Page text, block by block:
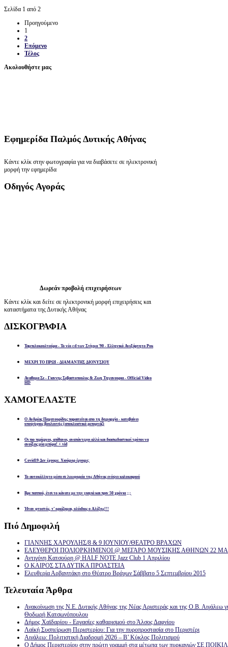
Σελίδα 1 από 2
Προηγούμενο
1
2
Επόμενο
Τέλος
Ακολουθήστε μας
Εφημερίδα Παλμός Δυτικής Αθήνας
Κάντε κλίκ στην φωτογραφία για να διαβάσετε σε ηλεκτρονική
μορφή την εφημερίδα
Οδηγός Αγοράς
Δωρεάν προβολή επιχειρήσεων
Κάντε κλίκ και δείτε σε ηλεκτρονική μορφή επιχειρήσεις και
καταστήματα της Δυτικής Αθήνας
ΔΙΣΚΟΓΡΑΦΙΑ
Ταμπελοκουλτούρα - Το νέο cd των Στίγμα '90 - Ελληνικό Ανεξάρτητο Ροκ
ΜΕΧΡΙ ΤΟ ΠΡΩΙ - ΔΙΑΜΑΝΤΗΣ ΔΙΟΝΥΣΙΟΥ
Αναθεμα Σε - Γιαννης Σεβαστοπουλος & Ζωη Τηγανουρια - Official Video
HD
ΧΑΜΟΓΕΛΑΣΤΕ
Ο Ανδρέας Παχατουρίδης παραιτείται απο τη δημαρχία - κατεβαίνει
υποψήφιος βουλευτής (αποκλειστικό ρεπορτάζ)
Οι πιο περίεργοι, απίθανοι, αναπάντεχοι αλλά και διασκεδαστικοί τρόποι να
ανοίξεις μία μπύρα! + vid
Covid19 Δεν έχουμε. Χιούμορ έχουμε;
Το αυτοκόλλητο μέσα σε λεωφορείο της Αθήνας ενόψει καλοκαιριού
Βρε παππού, έτσι το κάνατε με την γιαγιά και πριν 50 χρόνια ;;;
Ήταν φτυστός, τ’ ορκίζομαι, ολόιδιος ο Αλέξης!!!
Πιό Δημοφιλή
ΓΙΑΝΝΗΣ ΧΑΡΟΥΛΗΣ/8 & 9 ΙΟΥΝΙΟΥ/ΘΕΑΤΡΟ ΒΡΑΧΩΝ
ΕΛΕΥΘΕΡΟΙ ΠΟΛΙΟΡΚΗΜΕΝΟΙ @ ΜΕΓΑΡΟ ΜΟΥΣΙΚΗΣ ΑΘΗΝΩΝ 22
Αντιγόνη Κατσούρη @ HALF NOTE Jazz Club 1 Απριλίου
Ο ΚΑΙΡΟΣ ΣΤΑ ΔΥΤΙΚΑ ΠΡΟΑΣΤΕΙΑ
Ελευθερία Αρβανιτάκη στο Θέατρο Βράχων Σάββατο 5 Σεπτεμβρίου 2015
Τελευταία Άρθρα
Ανακοίνωση της Ν.Ε. Δυτικής Αθήνας της Νέας Αριστεράς και της Ο.Β. Αιγάλεω
Θοδωρή Κατσωνόπουλου
Δήμος Χαϊδαρίου - Εργασίες καθαρισμού στο Άλσος Δαφνίου
Λαϊκή Συσπείρωση Περιστερίου: Για την πυροπροστασία στο Περιστέρι
Αιγάλεω: Πολιτιστική Διαδρομή 2026 – Β’ Κύκλος Πολιτισμού
Ο Δήμος Περιστερίου στην πρώτη γραμμή στα μέτωπα των πυρκαγιών ΣΕ